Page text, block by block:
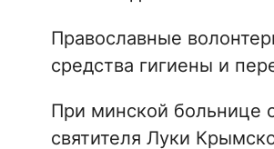
Православные
средства гигиены и
При минской больнице
святителя Луки